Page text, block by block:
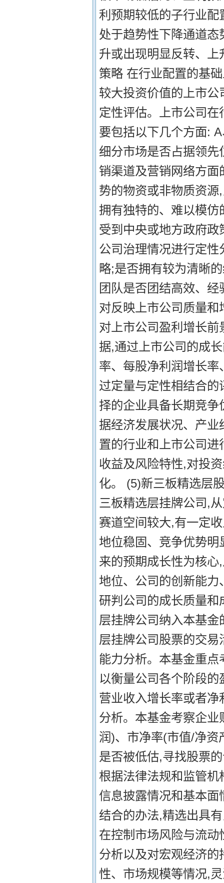
利预期较低的子行业
处于趋势性下降通道
升或出现明显反转、
策略 在行业配置的基
较大投资价值的上市
定性评估。上市公司
要包括以下几个方面:
细分市场是否占据领
销渠道及营销网络方
势的物资或非物质资
拥有独特的、难以模
受到中央或地方政府
公司治理情况进行定
略;是否拥有较为清晰
团队是否团结高效、
对反映上市公司质量
对上市公司盈利增长
据,通过上市公司的成
率、每股净利润增长
过定量与定性相结合
择的企业具备长期竞
据经济发展状况、产
置的行业和上市公司
收益及风险特性,对投
化。 (5)新三板精选层
三板精选层挂牌公司,
赛道空间较大,有一定
地位稳固、竞争优势
来的预期成长性为核
地位、公司的创新能
研判公司的成长质量
层挂牌公司纳入本基
层挂牌公司股票的交
能力分析。本基金重
以衡量公司各个阶段
营业收入增长率或者
分析。本基金考察企
润)、市净率(市值/净资
是否被低估,寻找股票
根据法律法规和监管
信息披露情况和基本
结合的办法,精选出具
在控制市场风险与流
分析以及对宏观经济
性、市场规模等情况,